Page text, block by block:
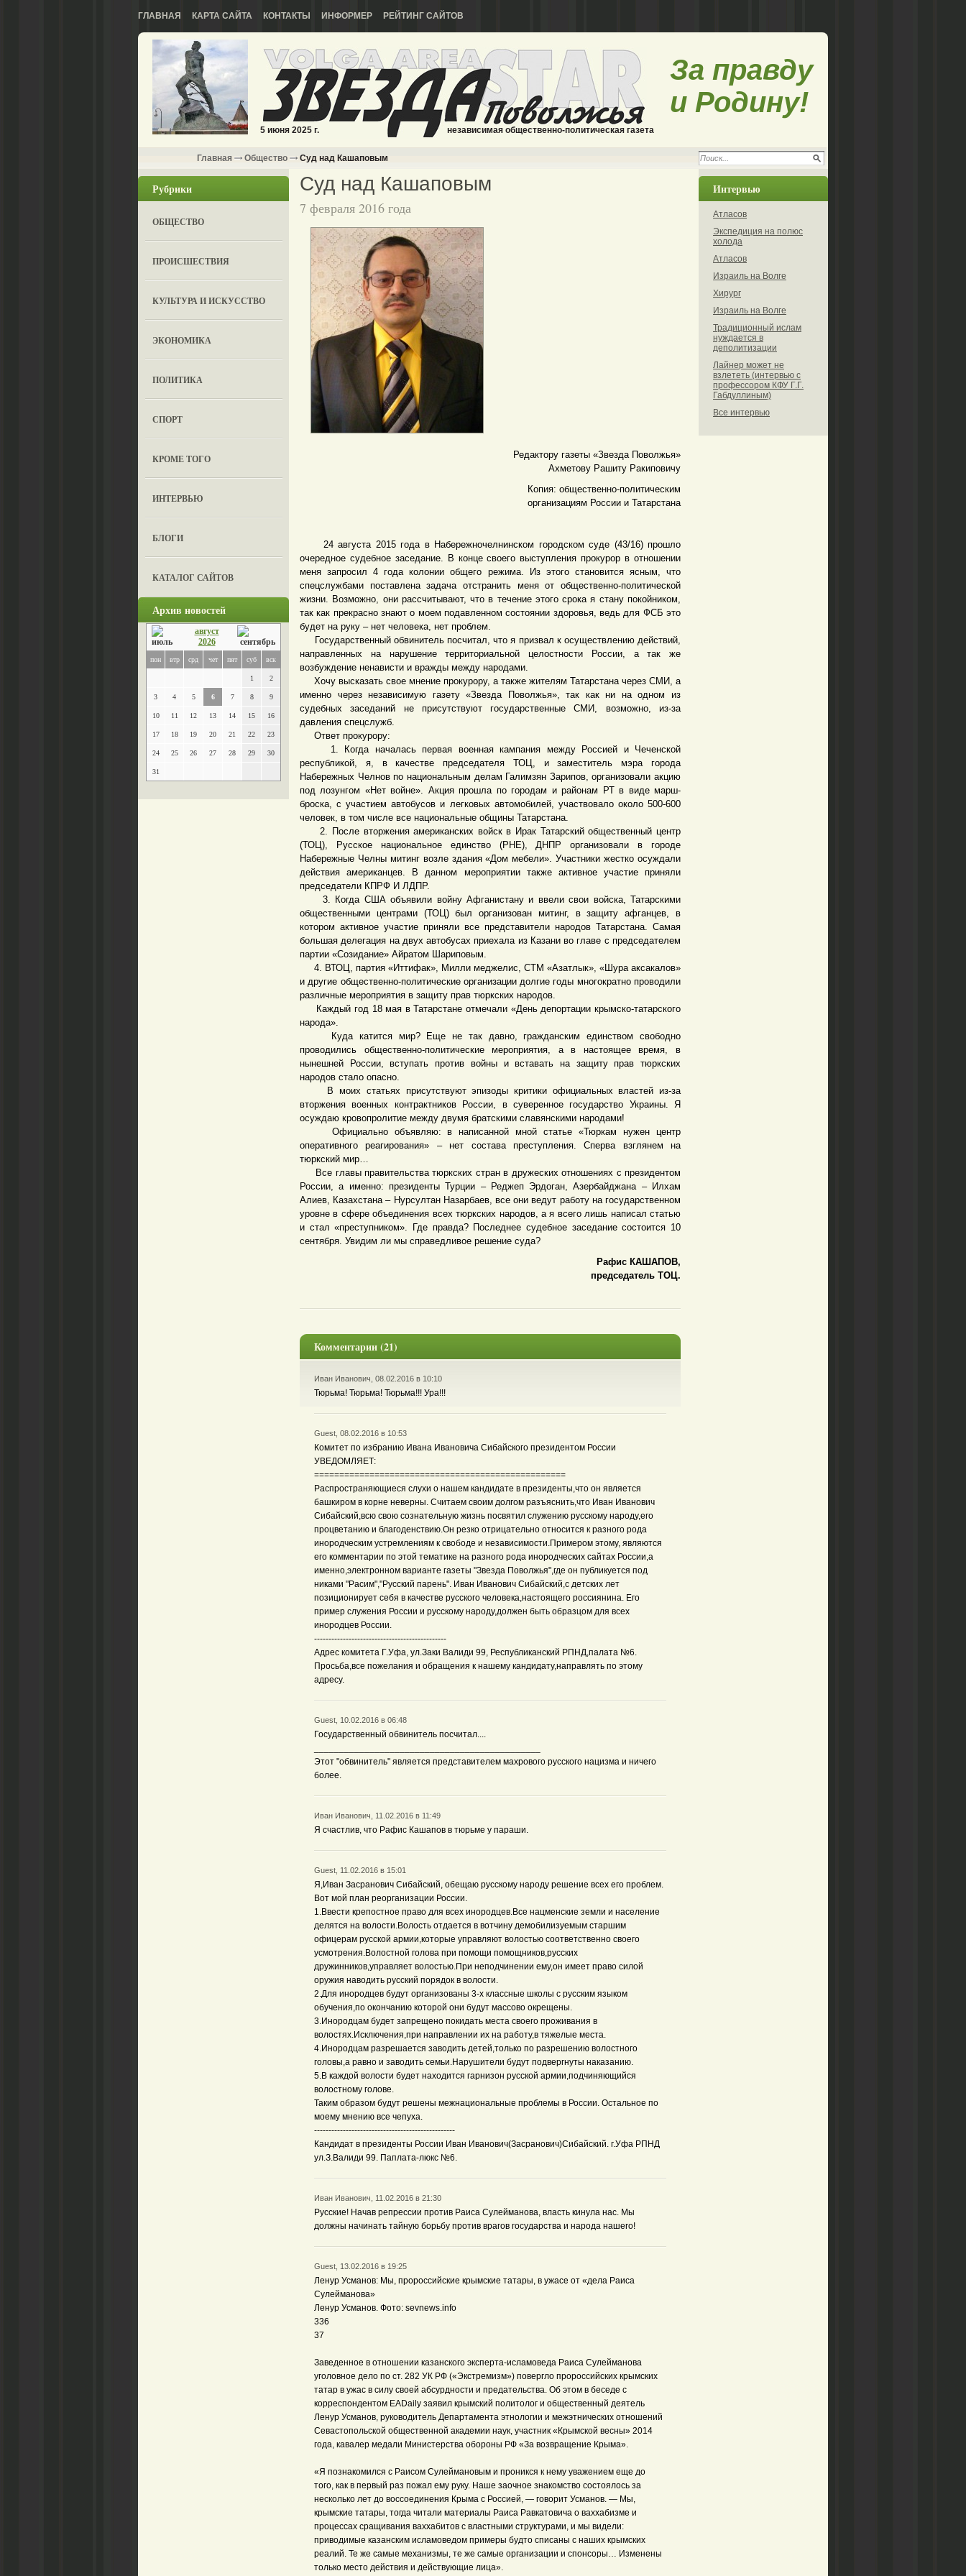
ГЛАВНАЯ КАРТА САЙТА КОНТАКТЫ ИНФОРМЕР РЕЙТИНГ САЙТОВ
5 июня 2025 г. независимая общественно-политическая газета
За правду
и Родину!
Главная Общество Суд над Кашаповым
Рубрики
ОБЩЕСТВО
ПРОИСШЕСТВИЯ
КУЛЬТУРА И ИСКУССТВО
ЭКОНОМИКА
ПОЛИТИКА
СПОРТ
КРОМЕ ТОГО
ИНТЕРВЬЮ
БЛОГИ
КАТАЛОГ САЙТОВ
Архив новостей
август
2026
пон втр срд чет пят суб вск
1 2
3 4 5 6 7 8 9
10 11 12 13 14 15 16
17 18 19 20 21 22 23
24 25 26 27 28 29 30
31
Суд над Кашаповым
7 февраля 2016 года
Редактору газеты «Звезда Поволжья»
Ахметову Рашиту Ракиповичу
Копия: общественно-политическим
организациям России и Татарстана
24 августа 2015 года в Набережночелнинском городском суде (43/16) прошло
очередное судебное заседание. В конце своего выступления прокурор в отношении
меня запросил 4 года колонии общего режима. Из этого становится ясным, что
спецслужбами поставлена задача отстранить меня от общественно-политической
жизни. Возможно, они рассчитывают, что в течение этого срока я стану покойником,
так как прекрасно знают о моем подавленном состоянии здоровья, ведь для ФСБ это
будет на руку – нет человека, нет проблем.
Государственный обвинитель посчитал, что я призвал к осуществлению действий,
направленных на нарушение территориальной целостности России, а так же
возбуждение ненависти и вражды между народами.
Хочу высказать свое мнение прокурору, а также жителям Татарстана через СМИ, а
именно через независимую газету «Звезда Поволжья», так как ни на одном из
судебных заседаний не присутствуют государственные СМИ, возможно, из-за
давления спецслужб.
Ответ прокурору:
1. Когда началась первая военная кампания между Россией и Чеченской
республикой, я, в качестве председателя ТОЦ, и заместитель мэра города
Набережных Челнов по национальным делам Галимзян Зарипов, организовали акцию
под лозунгом «Нет войне». Акция прошла по городам и районам РТ в виде марш-
броска, с участием автобусов и легковых автомобилей, участвовало около 500-600
человек, в том числе все национальные общины Татарстана.
2. После вторжения американских войск в Ирак Татарский общественный центр
(ТОЦ), Русское национальное единство (РНЕ), ДНПР организовали в городе
Набережные Челны митинг возле здания «Дом мебели». Участники жестко осуждали
действия американцев. В данном мероприятии также активное участие приняли
председатели КПРФ И ЛДПР.
3. Когда США объявили войну Афганистану и ввели свои войска, Татарскими
общественными центрами (ТОЦ) был организован митинг, в защиту афганцев, в
котором активное участие приняли все представители народов Татарстана. Самая
большая делегация на двух автобусах приехала из Казани во главе с председателем
партии «Созидание» Айратом Шариповым.
4. ВТОЦ, партия «Иттифак», Милли меджелис, СТМ «Азатлык», «Шура аксакалов»
и другие общественно-политические организации долгие годы многократно проводили
различные мероприятия в защиту прав тюркских народов.
Каждый год 18 мая в Татарстане отмечали «День депортации крымско-татарского
народа».
Куда катится мир? Еще не так давно, гражданским единством свободно
проводились общественно-политические мероприятия, а в настоящее время, в
нынешней России, вступать против войны и вставать на защиту прав тюркских
народов стало опасно.
В моих статьях присутствуют эпизоды критики официальных властей из-за
вторжения военных контрактников России, в суверенное государство Украины. Я
осуждаю кровопролитие между двумя братскими славянскими народами!
Официально объявляю: в написанной мной статье «Тюркам нужен центр
оперативного реагирования» – нет состава преступления. Сперва взглянем на
тюркский мир…
Все главы правительства тюркских стран в дружеских отношениях с президентом
России, а именно: президенты Турции – Реджеп Эрдоган, Азербайджана – Илхам
Алиев, Казахстана – Нурсултан Назарбаев, все они ведут работу на государственном
уровне в сфере объединения всех тюркских народов, а я всего лишь написал статью
и стал «преступником». Где правда? Последнее судебное заседание состоится 10
сентября. Увидим ли мы справедливое решение суда?
Рафис КАШАПОВ,
председатель ТОЦ.
Комментарии (21)
Иван Иванович, 08.02.2016 в 10:10
Тюрьма! Тюрьма! Тюрьма!!! Ура!!!
Guest, 08.02.2016 в 10:53
Комитет по избранию Ивана Ивановича Сибайского президентом России
УВЕДОМЛЯЕТ:
==================================================
Распространяющиеся слухи о нашем кандидате в президенты,что он является
башкиром в корне неверны. Считаем своим долгом разъяснить,что Иван Иванович
Сибайский,всю свою сознательную жизнь посвятил служению русскому народу,его
процветанию и благоденствию.Он резко отрицательно относится к разного рода
инородческим устремлениям к свободе и независимости.Примером этому, являются
его комментарии по этой тематике на разного рода инородческих сайтах России,а
именно,электронном варианте газеты "Звезда Поволжья",где он публикуется под
никами "Расим","Русский парень". Иван Иванович Сибайский,с детских лет
позиционирует себя в качестве русского человека,настоящего россиянина. Его
пример служения России и русскому народу,должен быть образцом для всех
инородцев России.
----------------------------------------------
Адрес комитета Г.Уфа, ул.Заки Валиди 99, Республиканский РПНД,палата №6.
Просьба,все пожелания и обращения к нашему кандидату,направлять по этому
адресу.
Guest, 10.02.2016 в 06:48
Государственный обвинитель посчитал....
Этот "обвинитель" является представителем махрового русского нацизма и ничего
более.
Иван Иванович, 11.02.2016 в 11:49
Я счастлив, что Рафис Кашапов в тюрьме у параши.
Guest, 11.02.2016 в 15:01
Я,Иван Засранович Сибайский, обещаю русскому народу решение всех его проблем.
Вот мой план реорганизации России.
1.Ввести крепостное право для всех инородцев.Все нацменские земли и население
делятся на волости.Волость отдается в вотчину демобилизуемым старшим
офицерам русской армии,которые управляют волостью соответственно своего
усмотрения.Волостной голова при помощи помощников,русских
дружинников,управляет волостью.При неподчинении ему,он имеет право силой
оружия наводить русский порядок в волости.
2.Для инородцев будут организованы 3-х классные школы с русским языком
обучения,по окончанию которой они будут массово окрещены.
3.Инородцам будет запрещено покидать места своего проживания в
волостях.Исключения,при направлении их на работу,в тяжелые места.
4.Инородцам разрешается заводить детей,только по разрешению волостного
головы,а равно и заводить семьи.Нарушители будут подвергнуты наказанию.
5.В каждой волости будет находится гарнизон русской армии,подчиняющийся
волостному голове.
Таким образом будут решены межнациональные проблемы в России. Остальное по
моему мнению все чепуха.
-------------------------------------------------
Кандидат в президенты России Иван Иванович(Засранович)Сибайский. г.Уфа РПНД
ул.З.Валиди 99. Паплата-люкс №6.
Иван Иванович, 11.02.2016 в 21:30
Русские! Начав репрессии против Раиса Сулейманова, власть кинула нас. Мы
должны начинать тайную борьбу против врагов государства и народа нашего!
Guest, 13.02.2016 в 19:25
Ленур Усманов: Мы, пророссийские крымские татары, в ужасе от «дела Раиса
Сулейманова»
Ленур Усманов. Фото: sevnews.info
336
37
Заведенное в отношении казанского эксперта-исламоведа Раиса Сулейманова
уголовное дело по ст. 282 УК РФ («Экстремизм») повергло пророссийских крымских
татар в ужас в силу своей абсурдности и предательства. Об этом в беседе с
корреспондентом EADaily заявил крымский политолог и общественный деятель
Ленур Усманов, руководитель Департамента этнологии и межэтнических отношений
Севастопольской общественной академии наук, участник «Крымской весны» 2014
года, кавалер медали Министерства обороны РФ «За возвращение Крыма».
«Я познакомился с Раисом Сулеймановым и проникся к нему уважением еще до
того, как в первый раз пожал ему руку. Наше заочное знакомство состоялось за
несколько лет до воссоединения Крыма с Россией, — говорит Усманов. — Мы,
крымские татары, тогда читали материалы Раиса Равкатовича о ваххабизме и
процессах сращивания ваххабитов с властными структурами, и мы видели:
приводимые казанским исламоведом примеры будто списаны с наших крымских
реалий. Те же самые механизмы, те же самые организации и спонсоры… Изменены
только место действия и действующие лица».
Интервью
Атласов
Экспедиция на полюс
холода
Атласов
Израиль на Волге
Хирург
Израиль на Волге
Традиционный ислам
нуждается в
деполитизации
Лайнер может не
взлететь (интервью с
профессором КФУ Г.Г.
Габдуллиным)
Все интервью